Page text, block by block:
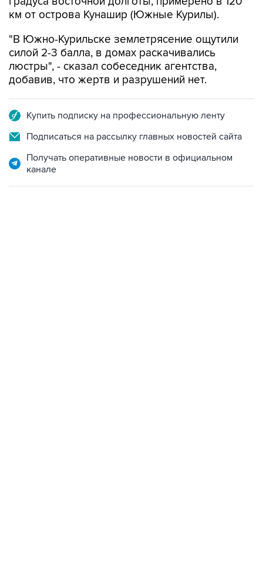
км от острова Кунашир (Южные Курилы).
"В Южно-Курильске землетрясение ощутили
силой 2-3 балла, в домах раскачивались
люстры", - сказал собеседник агентства,
добавив, что жертв и разрушений нет.
Купить подписку на профессиональную ленту
Подписаться на рассылку главных новостей сайта
Получать оперативные новости в официальном
канале